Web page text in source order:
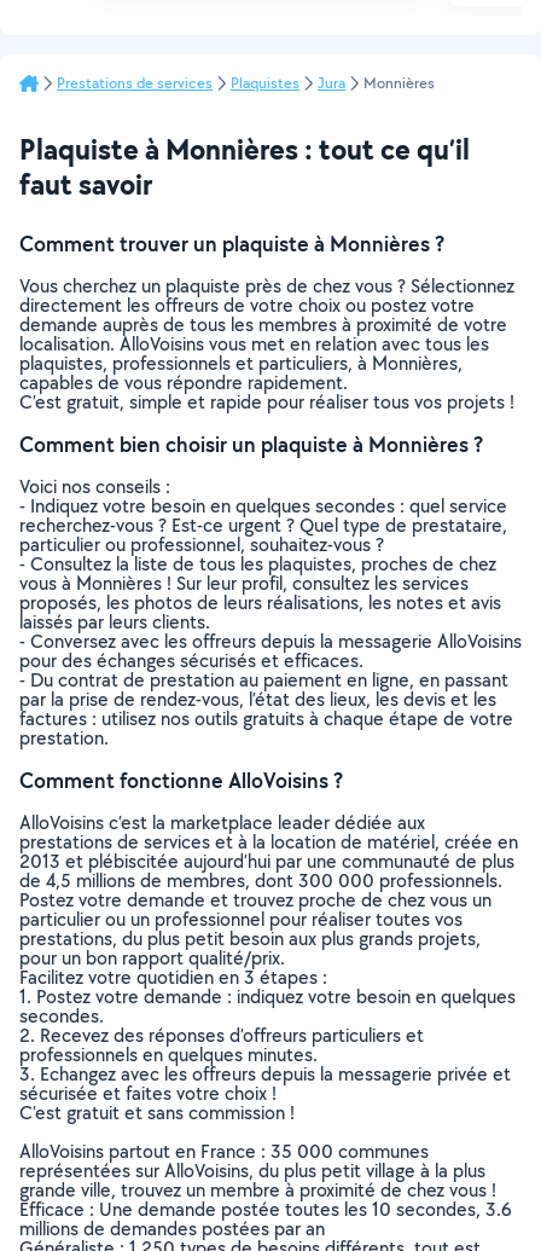
Prestations de services Plaquistes Jura Monnières
Plaquiste à Monnières : tout ce qu’il
faut savoir
Comment trouver un plaquiste à Monnières ?
Vous cherchez un plaquiste près de chez vous ? Sélectionnez
directement les offreurs de votre choix ou postez votre
demande auprès de tous les membres à proximité de votre
localisation. AlloVoisins vous met en relation avec tous les
plaquistes, professionnels et particuliers, à Monnières,
capables de vous répondre rapidement.
C’est gratuit, simple et rapide pour réaliser tous vos projets !
Comment bien choisir un plaquiste à Monnières ?
Voici nos conseils :
- Indiquez votre besoin en quelques secondes : quel service
recherchez-vous ? Est-ce urgent ? Quel type de prestataire,
particulier ou professionnel, souhaitez-vous ?
- Consultez la liste de tous les plaquistes, proches de chez
vous à Monnières ! Sur leur profil, consultez les services
proposés, les photos de leurs réalisations, les notes et avis
laissés par leurs clients.
- Conversez avec les offreurs depuis la messagerie AlloVoisins
pour des échanges sécurisés et efficaces.
- Du contrat de prestation au paiement en ligne, en passant
par la prise de rendez-vous, l’état des lieux, les devis et les
factures : utilisez nos outils gratuits à chaque étape de votre
prestation.
Comment fonctionne AlloVoisins ?
AlloVoisins c’est la marketplace leader dédiée aux
prestations de services et à la location de matériel, créée en
2013 et plébiscitée aujourd’hui par une communauté de plus
de 4,5 millions de membres, dont 300 000 professionnels.
Postez votre demande et trouvez proche de chez vous un
particulier ou un professionnel pour réaliser toutes vos
prestations, du plus petit besoin aux plus grands projets,
pour un bon rapport qualité/prix.
Facilitez votre quotidien en 3 étapes :
1. Postez votre demande : indiquez votre besoin en quelques
secondes.
2. Recevez des réponses d’offreurs particuliers et
professionnels en quelques minutes.
3. Echangez avec les offreurs depuis la messagerie privée et
sécurisée et faites votre choix !
C’est gratuit et sans commission !
AlloVoisins partout en France : 35 000 communes
représentées sur AlloVoisins, du plus petit village à la plus
grande ville, trouvez un membre à proximité de chez vous !
Efficace : Une demande postée toutes les 10 secondes, 3.6
millions de demandes postées par an